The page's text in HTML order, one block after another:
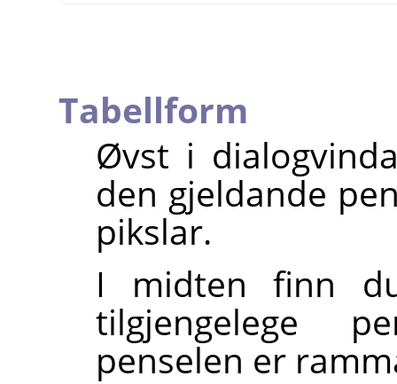
Tabellform
Øvst i
den gjeldande
pikslar.
I midten finn
tilgjengelege
penselen er